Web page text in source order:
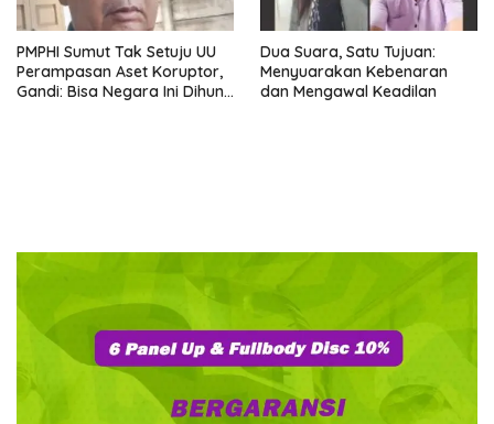
PMPHI Sumut Tak Setuju UU
Perampasan Aset Koruptor,
Gandi: Bisa Negara Ini Dihuni
Dua Suara, Satu Tujuan:
Menyuarakan Kebenaran
dan Mengawal Keadilan